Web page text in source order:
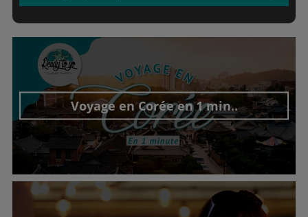
Voyage en Corée en 1 min..
Découvrir cet interview